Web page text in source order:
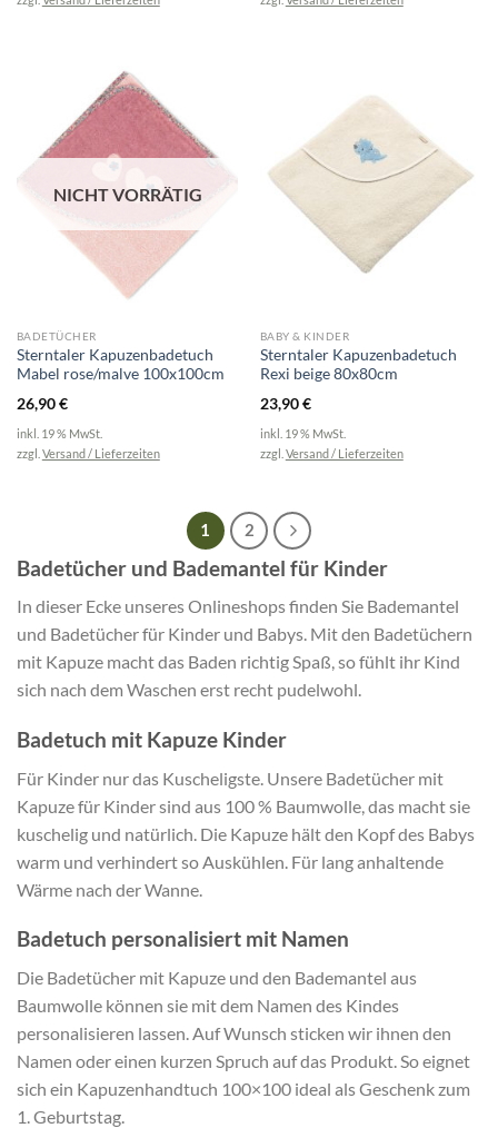
NICHT VORRÄTIG
BADETÜCHER
Sterntaler Kapuzenbadetuch
Mabel rose/malve 100x100cm
26,90€
inkl. 19 % MwSt.
zzgl. Versand / Lieferzeiten
BABY & KINDER
Sterntaler Kapuzenbadetuch
Rexi beige 80x80cm
23,90€
inkl. 19 % MwSt.
zzgl. Versand / Lieferzeiten
1 2
Badetücher und Bademantel für Kinder
In dieser Ecke unseres Onlineshops finden Sie Bademantel
und Badetücher für Kinder und Babys. Mit den Badetüchern
mit Kapuze macht das Baden richtig Spaß, so fühlt ihr Kind
sich nach dem Waschen erst recht pudelwohl.
Badetuch mit Kapuze Kinder
Für Kinder nur das Kuscheligste. Unsere Badetücher mit
Kapuze für Kinder sind aus 100 % Baumwolle, das macht sie
kuschelig und natürlich. Die Kapuze hält den Kopf des Babys
warm und verhindert so Auskühlen. Für lang anhaltende
Wärme nach der Wanne.
Badetuch personalisiert mit Namen
Die Badetücher mit Kapuze und den Bademantel aus
Baumwolle können sie mit dem Namen des Kindes
personalisieren lassen. Auf Wunsch sticken wir ihnen den
Namen oder einen kurzen Spruch auf das Produkt. So eignet
sich ein Kapuzenhandtuch 100×100 ideal als Geschenk zum
1. Geburtstag.